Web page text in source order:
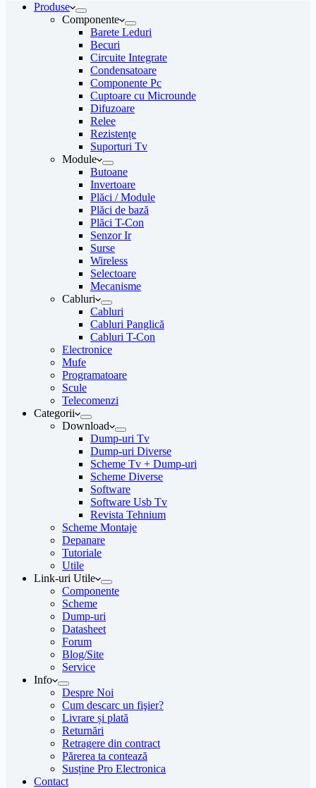
Produse
Componente
Barete Leduri
Becuri
Circuite Integrate
Condensatoare
Componente Pc
Cuptoare cu Microunde
Difuzoare
Relee
Rezistențe
Suporturi Tv
Module
Butoane
Invertoare
Plăci / Module
Plăci de bază
Plăci T-Con
Senzor Ir
Surse
Wireless
Selectoare
Mecanisme
Cabluri
Cabluri
Cabluri Panglică
Cabluri T-Con
Electronice
Mufe
Programatoare
Scule
Telecomenzi
Categorii
Download
Dump-uri Tv
Dump-uri Diverse
Scheme Tv + Dump-uri
Scheme Diverse
Software
Software Usb Tv
Revista Tehnium
Scheme Montaje
Depanare
Tutoriale
Utile
Link-uri Utile
Componente
Scheme
Dump-uri
Datasheet
Forum
Blog/Site
Service
Info
Despre Noi
Cum descarc un fişier?
Livrare și plată
Returnări
Retragere din contract
Părerea ta contează
Susține Pro Electronica
Contact